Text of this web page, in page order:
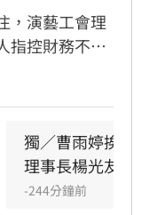
，演藝工會理
指控財務不透
然大波。針
象混亂，強調
順利，不願捲
務管理的爭
獨／曹雨婷挨
理事長楊光友開
-244分鐘前